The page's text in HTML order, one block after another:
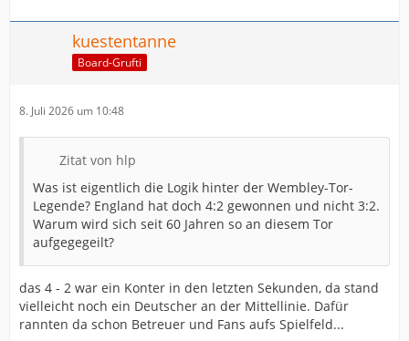
kuestentanne
Board-Grufti
8. Juli 2026 um 10:48
Zitat von hlp
Was ist eigentlich die Logik hinter der Wembley-Tor-
Legende? England hat doch 4:2 gewonnen und nicht 3:2.
Warum wird sich seit 60 Jahren so an diesem Tor
aufgegegeilt?
das 4 - 2 war ein Konter in den letzten Sekunden, da stand
vielleicht noch ein Deutscher an der Mittellinie. Dafür
rannten da schon Betreuer und Fans aufs Spielfeld...